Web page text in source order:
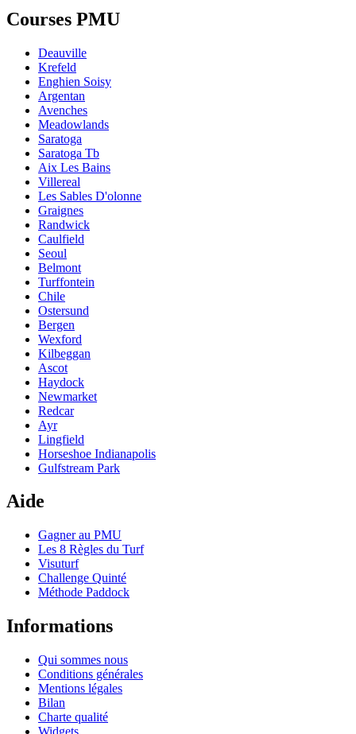
Courses PMU
Deauville
Krefeld
Enghien Soisy
Argentan
Avenches
Meadowlands
Saratoga
Saratoga Tb
Aix Les Bains
Villereal
Les Sables D'olonne
Graignes
Randwick
Caulfield
Seoul
Belmont
Turffontein
Chile
Ostersund
Bergen
Wexford
Kilbeggan
Ascot
Haydock
Newmarket
Redcar
Ayr
Lingfield
Horseshoe Indianapolis
Gulfstream Park
Aide
Gagner au PMU
Les 8 Règles du Turf
Visuturf
Challenge Quinté
Méthode Paddock
Informations
Qui sommes nous
Conditions générales
Mentions légales
Bilan
Charte qualité